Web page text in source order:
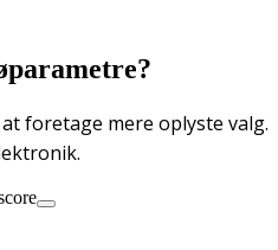
foretage mere oplyste valg.